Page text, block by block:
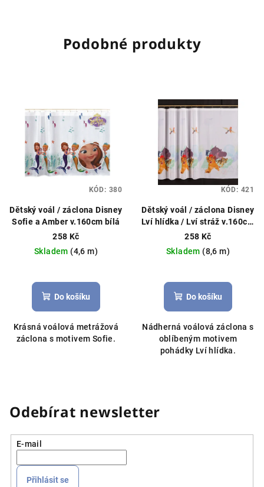
Podobné produkty
Dětský voál / záclona Disney
Sofie a Amber v.160cm bílá
258 Kč
Skladem (4,6 m)
Do košíku
Krásná voálová metrážová
záclona s motivem Sofie.
KÓD: 380
Dětský voál / záclona Disney
Lví hlídka / Lví stráž v.160cm
bílá
258 Kč
Skladem (8,6 m)
Do košíku
Nádherná voálová záclona s
oblíbeným motivem
pohádky Lví hlídka.
KÓD: 421
Odebírat newsletter
E-mail
Přihlásit se